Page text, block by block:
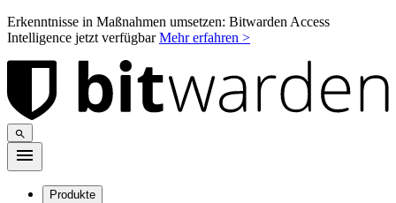
Erkenntnisse in Maßnahmen umsetzen: Bitwarden Access
Intelligence jetzt verfügbarMehr erfahren >
Produkte